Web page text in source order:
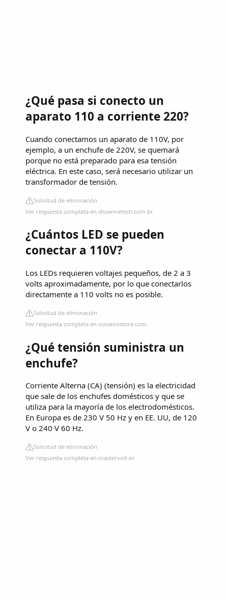
¿Qué pasa si conecto un
aparato 110 a corriente 220?
Cuando conectamos un aparato de 110V, por
ejemplo, a un enchufe de 220V, se quemará
porque no está preparado para esa tensión
eléctrica. En este caso, será necesario utilizar un
transformador de tensión.
Solicitud de eliminación
Ver respuesta completa en showmetech.com.br
¿Cuántos LED se pueden
conectar a 110V?
Los LEDs requieren voltajes pequeños, de 2 a 3
volts aproximadamente, por lo que conectarlos
directamente a 110 volts no es posible.
Solicitud de eliminación
Ver respuesta completa en vizcainostore.com
¿Qué tensión suministra un
enchufe?
Corriente Alterna (CA) (tensión) es la electricidad
que sale de los enchufes domésticos y que se
utiliza para la mayoría de los electrodomésticos.
En Europa es de 230 V 50 Hz y en EE. UU, de 120
V o 240 V 60 Hz.
Solicitud de eliminación
Ver respuesta completa en mastervolt.es